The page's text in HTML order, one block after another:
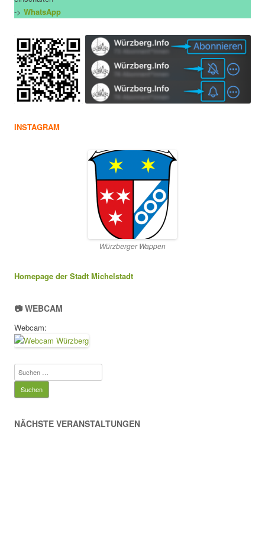
-> WhatsApp
INSTAGRAM
Würzberger Wappen
Homepage der Stadt Michelstadt
📷 WEBCAM
Webcam:
Suchen
nach:
NÄCHSTE VERANSTALTUNGEN